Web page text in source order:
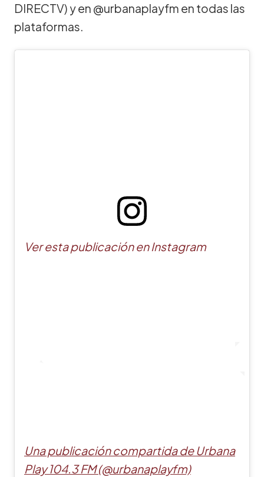
DIRECTV) y en @urbanaplayfm en todas las
plataformas.
Ver esta publicación en Instagram
Una publicación compartida de Urbana
Play 104.3 FM (@urbanaplayfm)